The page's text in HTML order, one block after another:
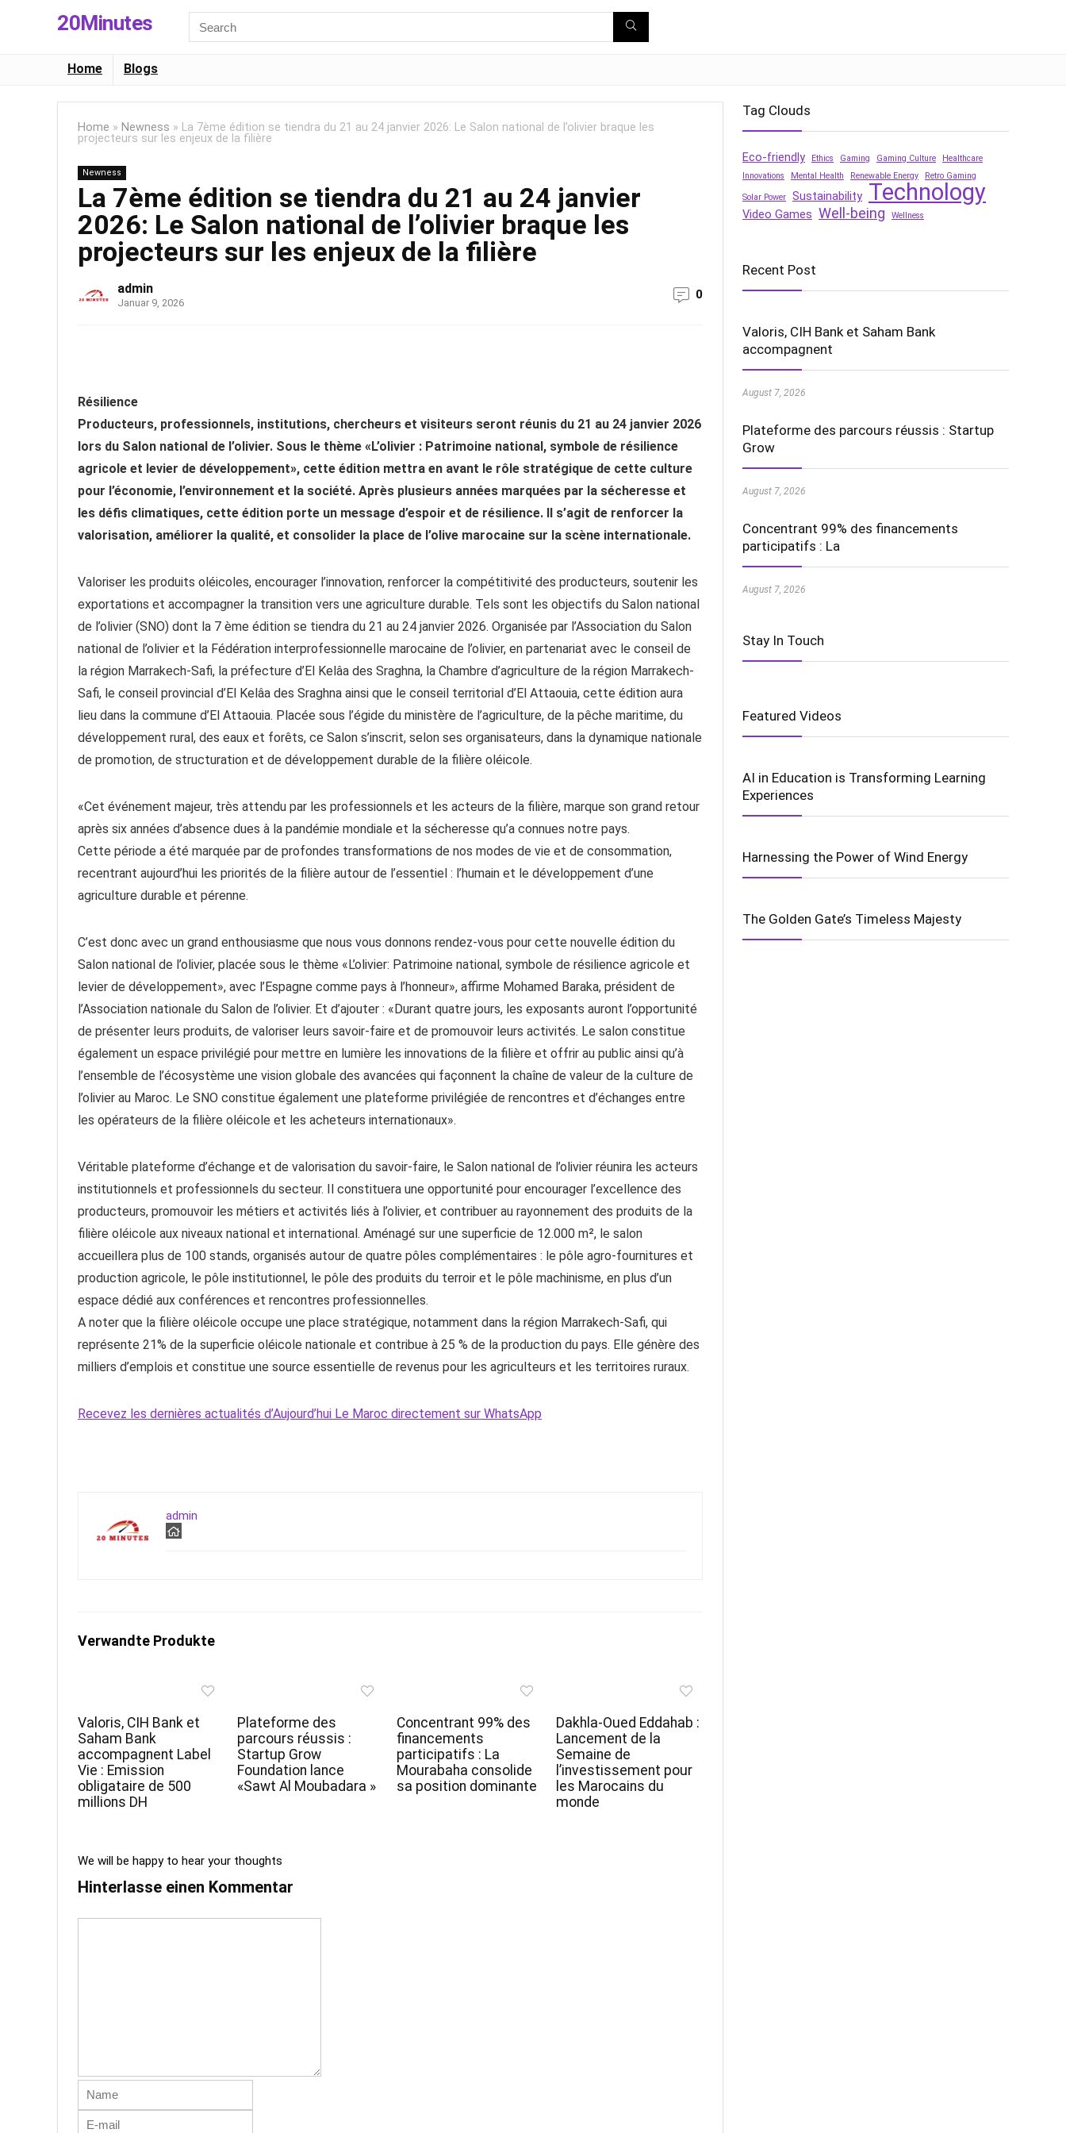
20Minutes
for:
Home Blogs
Home » Newness » La 7ème édition se tiendra du 21 au 24 janvier 2026: Le Salon national de l’olivier braque les
projecteurs sur les enjeux de la filière
Newness
La 7ème édition se tiendra du 21 au 24 janvier
2026: Le Salon national de l’olivier braque les
projecteurs sur les enjeux de la filière
admin
Januar 9, 2026
0
Résilience
Producteurs, professionnels, institutions, chercheurs et visiteurs seront réunis du 21 au 24 janvier 2026
lors du Salon national de l’olivier. Sous le thème «L’olivier : Patrimoine national, symbole de résilience
agricole et levier de développement», cette édition mettra en avant le rôle stratégique de cette culture
pour l’économie, l’environnement et la société. Après plusieurs années marquées par la sécheresse et
les défis climatiques, cette édition porte un message d’espoir et de résilience. Il s’agit de renforcer la
valorisation, améliorer la qualité, et consolider la place de l’olive marocaine sur la scène internationale.
Valoriser les produits oléicoles, encourager l’innovation, renforcer la compétitivité des producteurs, soutenir les
exportations et accompagner la transition vers une agriculture durable. Tels sont les objectifs du Salon national
de l’olivier (SNO) dont la 7 ème édition se tiendra du 21 au 24 janvier 2026. Organisée par l’Association du Salon
national de l’olivier et la Fédération interprofessionnelle marocaine de l’olivier, en partenariat avec le conseil de
la région Marrakech-Safi, la préfecture d’El Kelâa des Sraghna, la Chambre d’agriculture de la région Marrakech-
Safi, le conseil provincial d’El Kelâa des Sraghna ainsi que le conseil territorial d’El Attaouia, cette édition aura
lieu dans la commune d’El Attaouia. Placée sous l’égide du ministère de l’agriculture, de la pêche maritime, du
développement rural, des eaux et forêts, ce Salon s’inscrit, selon ses organisateurs, dans la dynamique nationale
de promotion, de structuration et de développement durable de la filière oléicole.
«Cet événement majeur, très attendu par les professionnels et les acteurs de la filière, marque son grand retour
après six années d’absence dues à la pandémie mondiale et la sécheresse qu’a connues notre pays.
Cette période a été marquée par de profondes transformations de nos modes de vie et de consommation,
recentrant aujourd’hui les priorités de la filière autour de l’essentiel : l’humain et le développement d’une
agriculture durable et pérenne.
C’est donc avec un grand enthousiasme que nous vous donnons rendez-vous pour cette nouvelle édition du
Salon national de l’olivier, placée sous le thème «L’olivier: Patrimoine national, symbole de résilience agricole et
levier de développement», avec l’Espagne comme pays à l’honneur», affirme Mohamed Baraka, président de
l’Association nationale du Salon de l’olivier. Et d’ajouter : «Durant quatre jours, les exposants auront l’opportunité
de présenter leurs produits, de valoriser leurs savoir-faire et de promouvoir leurs activités. Le salon constitue
également un espace privilégié pour mettre en lumière les innovations de la filière et offrir au public ainsi qu’à
l’ensemble de l’écosystème une vision globale des avancées qui façonnent la chaîne de valeur de la culture de
l’olivier au Maroc. Le SNO constitue également une plateforme privilégiée de rencontres et d’échanges entre
les opérateurs de la filière oléicole et les acheteurs internationaux».
Véritable plateforme d’échange et de valorisation du savoir-faire, le Salon national de l’olivier réunira les acteurs
institutionnels et professionnels du secteur. Il constituera une opportunité pour encourager l’excellence des
producteurs, promouvoir les métiers et activités liés à l’olivier, et contribuer au rayonnement des produits de la
filière oléicole aux niveaux national et international. Aménagé sur une superficie de 12.000 m², le salon
accueillera plus de 100 stands, organisés autour de quatre pôles complémentaires : le pôle agro-fournitures et
production agricole, le pôle institutionnel, le pôle des produits du terroir et le pôle machinisme, en plus d’un
espace dédié aux conférences et rencontres professionnelles.
A noter que la filière oléicole occupe une place stratégique, notamment dans la région Marrakech-Safi, qui
représente 21% de la superficie oléicole nationale et contribue à 25 % de la production du pays. Elle génère des
milliers d’emplois et constitue une source essentielle de revenus pour les agriculteurs et les territoires ruraux.
Recevez les dernières actualités d’Aujourd’hui Le Maroc directement sur WhatsApp
admin
Verwandte Produkte
Valoris, CIH Bank et
Saham Bank
accompagnent Label
Vie : Emission
obligataire de 500
millions DH
Plateforme des
parcours réussis :
Startup Grow
Foundation lance
«Sawt Al Moubadara »
Concentrant 99% des
financements
participatifs : La
Mourabaha consolide
sa position dominante
Dakhla-Oued Eddahab :
Lancement de la
Semaine de
l’investissement pour
les Marocains du
monde
We will be happy to hear your thoughts
Hinterlasse einen Kommentar
Tag Clouds
Eco-friendly Ethics Gaming Gaming Culture
Healthcare
Innovations
Mental Health Renewable Energy Retro Gaming
Solar Power Sustainability Technology
Video Games Well-being Wellness
Recent Post
Valoris, CIH Bank et Saham Bank
accompagnent
August 7, 2026
Plateforme des parcours réussis : Startup
Grow
August 7, 2026
Concentrant 99% des financements
participatifs : La
August 7, 2026
Stay In Touch
Featured Videos
AI in Education is Transforming Learning
Experiences
Harnessing the Power of Wind Energy
The Golden Gate’s Timeless Majesty